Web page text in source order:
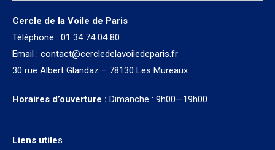
Cercle de la Voile de Paris
Téléphone : 01 34 74 04 80
Email : contact@cercledelavoiledeparis.fr
30 rue Albert Glandaz – 78130 Les Mureaux
Horaires d’ouverture : Dimanche : 9h00—19h00
Liens utiles